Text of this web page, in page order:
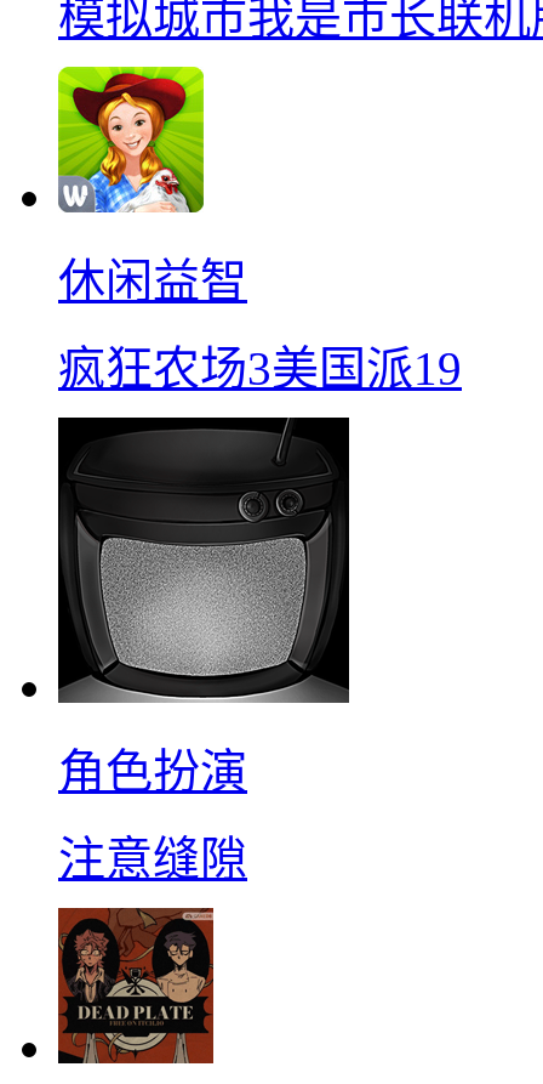
模拟城市我是巿长联机
休闲益智
疯狂农场3美国派19
角色扮演
注意缝隙